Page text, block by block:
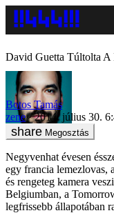
David Guetta Túltolta
Botos Tamás
zene
2014. július 30.
Megosztás
Negyvenhat évesen
egy francia lemezlovas,
és rengeteg kamera
Belgiumban, a
legfrissebb állapotában